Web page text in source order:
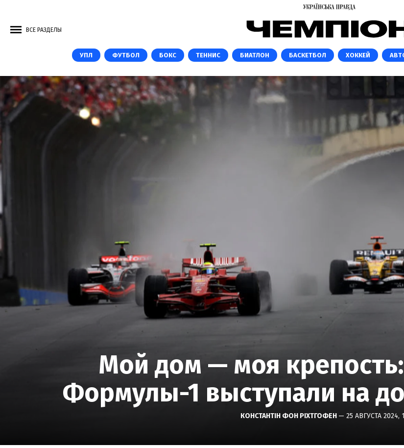
ВСЕ РАЗДЕЛЫ
УПЛ ФУТБОЛ БОКС ТЕННИС БИАТЛОН БАСКЕТБОЛ ХОККЕЙ
Мой дом — моя
Формулы-1 выступали на
КОНСТАНТІН ФОН РІХТГОФЕН — 25 АВГУСТА 2024,